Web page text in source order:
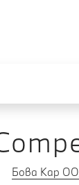
Бова Кар